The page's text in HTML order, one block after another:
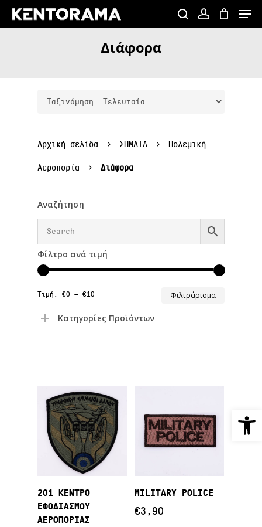
Skip
searchaccount
Menu
Διάφορα
Αρχική σελίδα ΣΗΜΑΤΑ Πολεμική
Αεροπορία Διάφορα
Αναζήτηση
Φίλτρο ανά τιμή
Φιλτράρισμα
Τιμή: €0 — €10
Κατηγορίες Προϊόντων
Προσθήκη Στο
Καλάθι
201 ΚΕΝΤΡΟ
ΕΦΟΔΙΑΣΜΟΥ
ΑΕΡΟΠΟΡΙΑΣ
Προσθήκη Στο
MILITARY POLICE
€3,90